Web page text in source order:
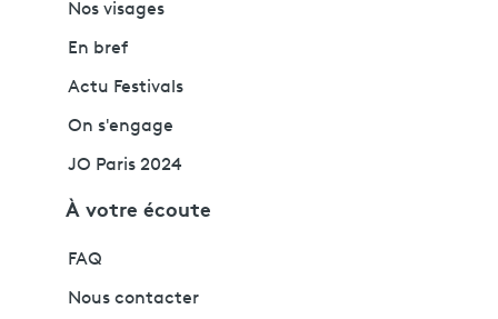
Nos visages
En bref
Actu Festivals
On s'engage
JO Paris 2024
À votre écoute
FAQ
Nous contacter